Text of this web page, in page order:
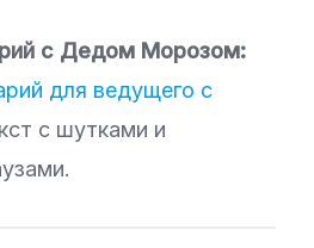
с Дедом Морозом:
для ведущего с
с шутками и